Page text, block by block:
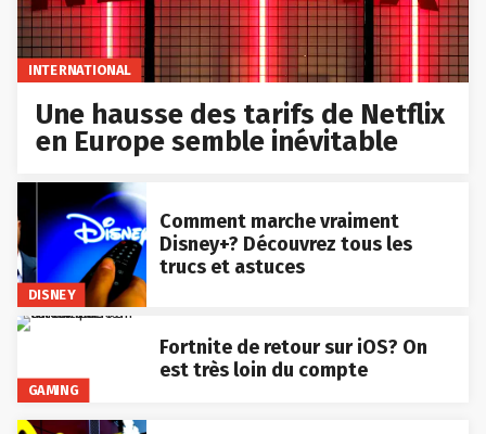
INTERNATIONAL
Une hausse des tarifs de Netflix
en Europe semble inévitable
DISNEY
Comment marche vraiment
Disney+? Découvrez tous les
trucs et astuces
GAMING
Fortnite de retour sur iOS? On
est très loin du compte